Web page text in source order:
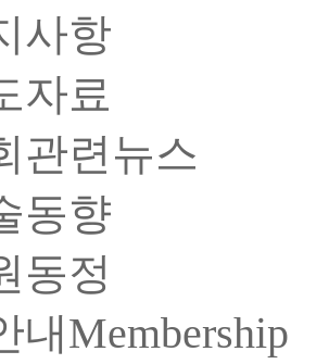
사항
자료
관련뉴스
동향
동정
내Membership